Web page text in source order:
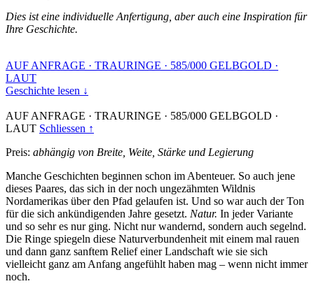
Dies ist eine individuelle Anfertigung, aber auch eine Inspiration für
Ihre Geschichte.
AUF ANFRAGE · TRAURINGE · 585/000 GELBGOLD ·
LAUT
Geschichte lesen ↓
AUF ANFRAGE · TRAURINGE · 585/000 GELBGOLD ·
LAUT Schliessen ↑
Preis: abhängig von Breite, Weite, Stärke und Legierung
Manche Geschichten beginnen schon im Abenteuer. So auch jene
dieses Paares, das sich in der noch ungezähmten Wildnis
Nordamerikas über den Pfad gelaufen ist. Und so war auch der Ton
für die sich ankündigenden Jahre gesetzt. Natur. In jeder Variante
und so sehr es nur ging. Nicht nur wandernd, sondern auch segelnd.
Die Ringe spiegeln diese Naturverbundenheit mit einem mal rauen
und dann ganz sanftem Relief einer Landschaft wie sie sich
vielleicht ganz am Anfang angefühlt haben mag – wenn nicht immer
noch.